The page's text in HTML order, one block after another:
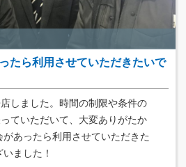
たら利用させていただきたいで
しました。時間の制限や条件の
ていただいて、大変ありがたか
あったら利用させていただきた
ました！